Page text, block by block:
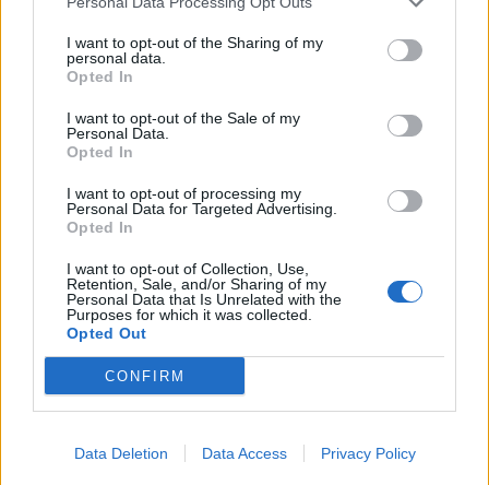
I want to opt-out of the Sharing of my
personal data.
Opted In
I want to opt-out of the Sale of my
Personal Data.
Opted In
I want to opt-out of processing my
Personal Data for Targeted Advertising.
Opted In
I want to opt-out of Collection, Use,
Retention, Sale, and/or Sharing of my
Personal Data that Is Unrelated with the
Purposes for which it was collected.
Opted Out
CONFIRM
Data Deletion Data Access Privacy Policy
A rovat további cikkei
2026. augusztus 07., péntek
Külügy: az oroszoknak való